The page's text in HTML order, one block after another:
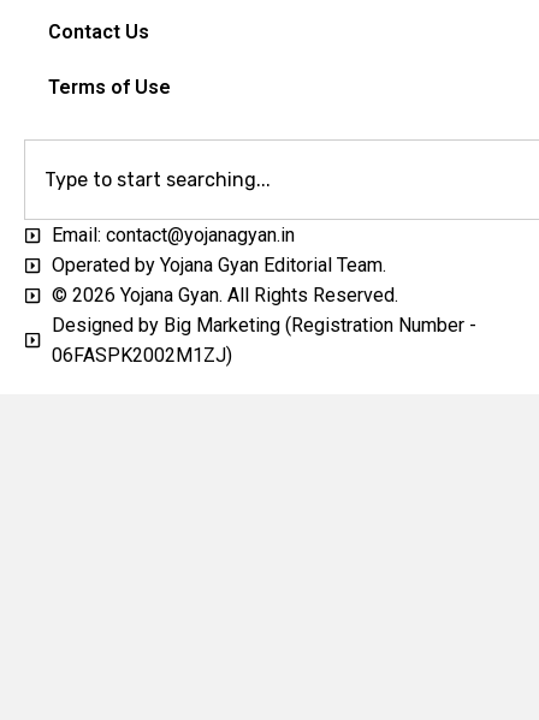
Contact Us
Terms of Use
Email: contact@yojanagyan.in
Operated by Yojana Gyan Editorial Team.
© 2026 Yojana Gyan. All Rights Reserved.
Designed by Big Marketing (Registration Number -
06FASPK2002M1ZJ)